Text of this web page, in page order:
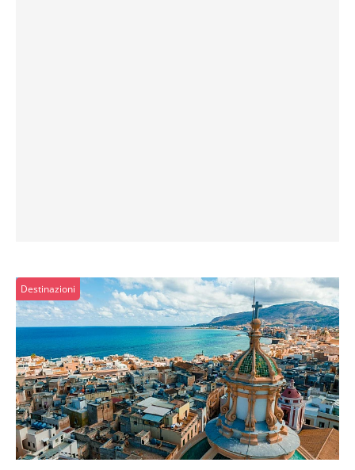
Destinazioni